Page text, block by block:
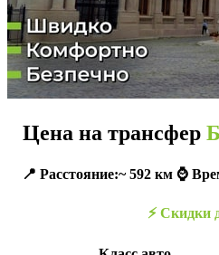
Цена на трансфер
📍 Расстояние:~ 592 км ⌚️
⚡️ Скидки